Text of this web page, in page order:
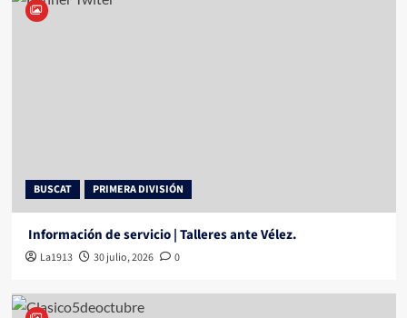
BUSCAT PRIMERA DIVISIÓN
Información de servicio | Talleres ante Vélez.
La1913 30 julio, 2026 0